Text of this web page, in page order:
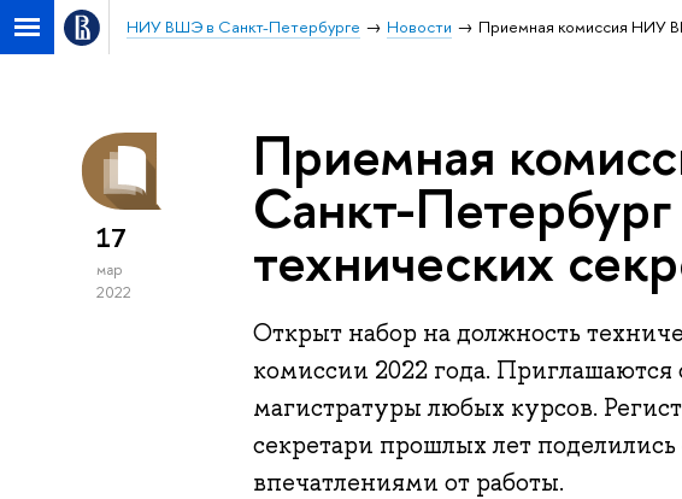
НИУ ВШЭ в Санкт-Петербурге Новости Приемная комиссия НИУ
17
мар
2022
Приемная
Санкт-
технических
Открыт набор на должность
комиссии 2022 года. Приглашаются
магистратуры любых курсов.
секретари прошлых лет
впечатлениями от работы.